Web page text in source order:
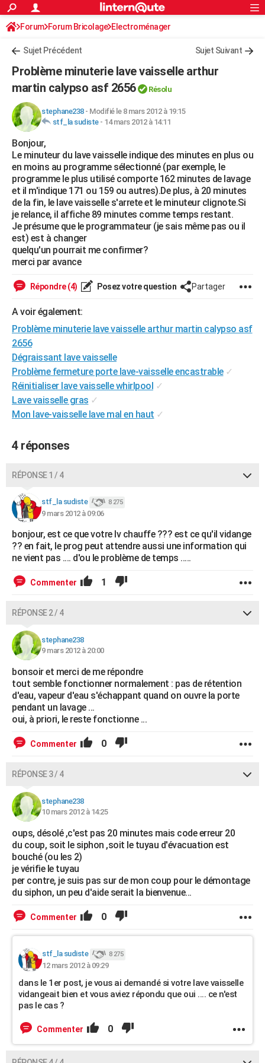
ACTUALITÉS
Politique
Société
Faits Divers
Education
Monde
Villes
+
Programme TV
Streaming
Sorties cinéma
Musique
FINANCE
Retraite
Impôts
Epargne
Immobilier
Risques naturels par ville
Banque
Assurance
Crédit
AUTO
Essais
Réserver un essai
Citadines
Berlines
SUV
Forum auto
HIGH-TECH
Mobiles
Meilleur smartphone
Internet
Ordinateurs
Jeux vidéo
Guide high-tech
BRICOLAGE
Forum
Aménagement intérieur
Extérieur
Cuisine
Salle de bains
Jardinage
Rangement
WEEK-END
Guides de France
Escapades
Patrimoine
Expositions
Musées
Week-end nature
+LIFESTYLE
Art de vivre
Bien-être
Loisirs
Mode
Modes de vie
SANTE
Alimentation
Guide de la santé
Maladies
Médicaments
Sommeil
VOYAGE
PHOTO
BONS PLANS
CARTE DE VOEUX
Carte de Noël
Carte Bonne année
Carte Saint-Valentin
Carte Pâques
Carte d'anniversaire
DICTIONNAIRE
Dictionnaire
Biographies
Citations
Expressions
Proverbes
PROGRAMME TV
S'inscrire
Se connecter
Lycées
Collèges
Primaires
Universités
Entreprises
Service militaire
Avis de recherche
AVIS DE DÉCÈS
FORUM
Bricolage
Lifestyle
Culture
Sport
Auto
Television
Voyage
Cinema
S'inscrire
Connexion
Forum Forum Bricolage Electroménager
Sujet Précédent Sujet Suivant
Problème minuterie lave vaisselle arthur
martin calypso asf 2656
Résolu
stephane238- Modifié le 8 mars 2012 à 19:15
stf_la sudiste- 14 mars 2012 à 14:11
Bonjour,
Le minuteur du lave vaisselle indique des minutes en plus ou
en moins au programme sélectionné (par exemple, le
programme le plus utilisé comporte 162 minutes de lavage
et il m'indique 171 ou 159 ou autres).De plus, à 20 minutes
de la fin, le lave vaisselle s'arrete et le minuteur clignote.Si
je relance, il affiche 89 minutes comme temps restant.
Je présume que le programmateur (je sais même pas ou il
est) est à changer
quelqu'un pourrait me confirmer?
merci par avance
Répondre (4) Posez votre question Partager
A voir également:
Problème minuterie lave vaisselle arthur martin calypso asf
2656
Dégraissant lave vaisselle
Problème fermeture porte lave-vaisselle encastrable ✓
Réinitialiser lave vaisselle whirlpool ✓
Lave vaisselle gras ✓
Mon lave-vaisselle lave mal en haut ✓
4 réponses
RÉPONSE 1 / 4
stf_la sudiste 8 275
9 mars 2012 à 09:06
bonjour, est ce que votre lv chauffe ??? est ce qu'il vidange
?? en fait, le prog peut attendre aussi une information qui
ne vient pas .... d'ou le problème de temps .....
Commenter 1
RÉPONSE 2 / 4
stephane238
9 mars 2012 à 20:00
bonsoir et merci de me répondre
tout semble fonctionner normalement : pas de rétention
d'eau, vapeur d'eau s'échappant quand on ouvre la porte
pendant un lavage ...
oui, à priori, le reste fonctionne ...
Commenter 0
RÉPONSE 3 / 4
stephane238
10 mars 2012 à 14:25
oups, désolé ,c'est pas 20 minutes mais code erreur 20
du coup, soit le siphon ,soit le tuyau d'évacuation est
bouché (ou les 2)
je vérifie le tuyau
per contre, je suis pas sur de mon coup pour le démontage
du siphon, un peu d'aide serait la bienvenue...
Commenter 0
stf_la sudiste 8 275
12 mars 2012 à 09:29
dans le 1er post, je vous ai demandé si votre lave vaisselle
vidangeait bien et vous aviez répondu que oui .... ce n'est
pas le cas ?
Commenter 0